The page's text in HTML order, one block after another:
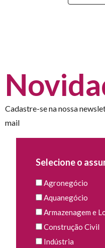
Cadastre-se na nossa
mail
Selecione o
Agronegócio
Aquanegócio
Armazenagem e
Construção Civil
Indústria